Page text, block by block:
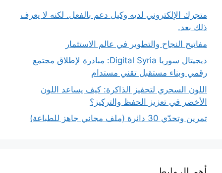
متجرك الإلكتروني لديه وكيل دعم بالفعل. لكنه لا يعرف
ذلك بعد.
مفاتيح النجاح والتطوير في عالم الاستثمار
ديجيتال سوريا Digital Syria: مبادرة لإطلاق مجتمع
رقمي وبناء مستقبل تقني مستدام
اللون السحري لتحفيز الذاكرة: كيف يساعد اللون
الأخضر في تعزيز الحفظ والتركيز؟
تمرين وتحدّي 30 دائرة (ملف مجاني جاهز للطباعة)